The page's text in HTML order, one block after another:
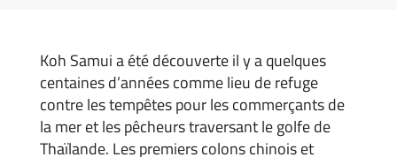
Koh Samui a été découverte il y a quelques
centaines d’années comme lieu de refuge
contre les tempêtes pour les commerçants de
la mer et les pêcheurs traversant le golfe de
Thaïlande. Les premiers colons chinois et